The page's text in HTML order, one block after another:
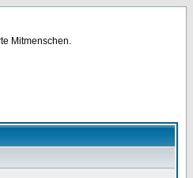
Mitmenschen.